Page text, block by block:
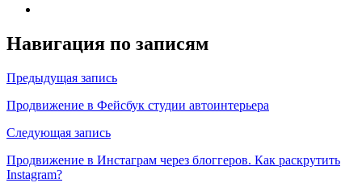
Навигация по записям
Предыдущая запись
Продвижение в Фейсбук студии автоинтерьера
Следующая запись
Продвижение в Инстаграм через блоггеров. Как раскрутить
Instagram?